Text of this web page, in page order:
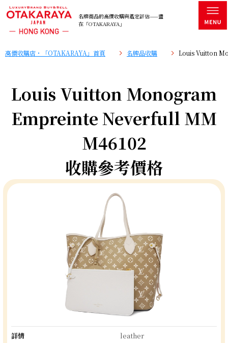
名牌商品的高價收購與鑑定評估——盡
在「OTAKARAYA」
高價收購店・「OTAKARAYA」首頁 名牌品收購 Louis Vuitton
Louis Vuitton Monogram
Empreinte Neverfull MM
M46102
收購參考價格
詳情
leather